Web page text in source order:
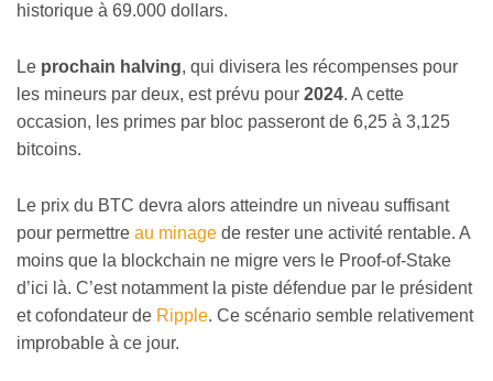
historique à 69.000 dollars.
Le prochain halving, qui divisera les récompenses pour
les mineurs par deux, est prévu pour 2024. A cette
occasion, les primes par bloc passeront de 6,25 à 3,125
bitcoins.
Le prix du BTC devra alors atteindre un niveau suffisant
pour permettre au minage de rester une activité rentable. A
moins que la blockchain ne migre vers le Proof-of-Stake
d’ici là. C’est notamment la piste défendue par le président
et cofondateur de Ripple. Ce scénario semble relativement
improbable à ce jour.